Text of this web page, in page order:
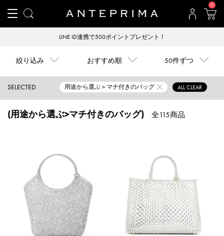
0
LINE ID連携で500ポイントプレゼント！
絞り込み おすすめ順 50件ずつ
SELECTED 用途から選ぶ > マチ付きのバッグ ALL CLEAR
(用途から選ぶ>マチ付きのバッグ) 全115商品